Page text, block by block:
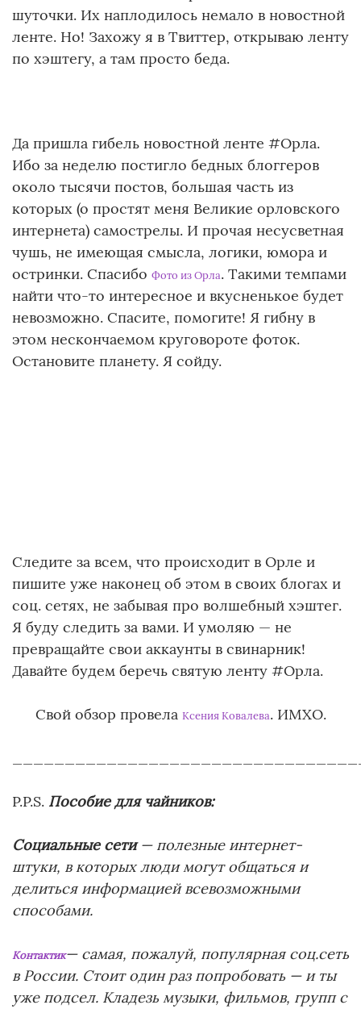
шуточки. Их наплодилось немало в новостной
ленте. Но! Захожу я в Твиттер, открываю ленту
по хэштегу, а там просто беда.
Да пришла гибель новостной ленте #Орла.
Ибо за неделю постигло бедных блоггеров
около тысячи постов, большая часть из
которых (о простят меня Великие орловского
интернета) самострелы. И прочая несусветная
чушь, не имеющая смысла, логики, юмора и
остринки. Спасибо Фото из Орла. Такими темпами
найти что-то интересное и вкусненькое будет
невозможно. Спасите, помогите! Я гибну в
этом нескончаемом круговороте фоток.
Остановите планету. Я сойду.
Следите за всем, что происходит в Орле и
пишите уже наконец об этом в своих блогах и
соц. сетях, не забывая про волшебный хэштег.
Я буду следить за вами. И умоляю — не
превращайте свои аккаунты в свинарник!
Давайте будем беречь святую ленту #Орла.
Свой обзор провела Ксения Ковалева. ИМХО.
P.P.S. Пособие для чайников:
Социальные сети— полезные интернет-
штуки, в которых люди могут общаться и
делиться информацией всевозможными
способами.
Контактик— самая, пожалуй, популярная соц.сеть
в России. Стоит один раз попробовать — и ты
уже подсел. Кладезь музыки, фильмов, групп с